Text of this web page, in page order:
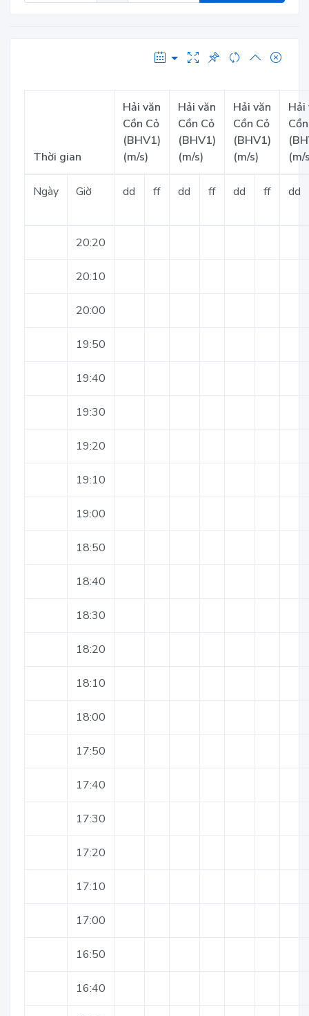
Thời gian
Hải văn
Cồn Cỏ
(BHV1)
(m/s)
Hải văn
Cồn Cỏ
(BHV1)
(m/s)
Hải văn
Cồn Cỏ
(BHV1)
(m/s)
Hải
(m/
Ngày Giờ dd ff dd ff dd ff dd
20:20
20:10
20:00
19:50
19:40
19:30
19:20
19:10
19:00
18:50
18:40
18:30
18:20
18:10
18:00
17:50
17:40
17:30
17:20
17:10
17:00
16:50
16:40